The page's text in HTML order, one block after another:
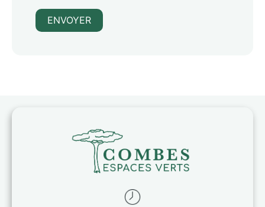
ENVOYER